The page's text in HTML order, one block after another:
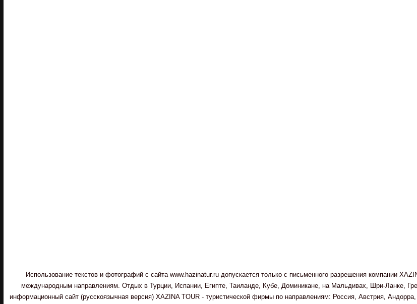
Использование текстов и фотографий с сайта www.hazinatur.ru допускается только с письменного разрешения компании
международным направлениям. Отдых в Турции, Испании, Египте, Таиланде, Кубе, Доминикане, на Мальдивах, Шри-Ланке,
информационный сайт (русскоязычная версия) XAZINA TOUR - туристической фирмы по направлениям: Россия, Австрия,